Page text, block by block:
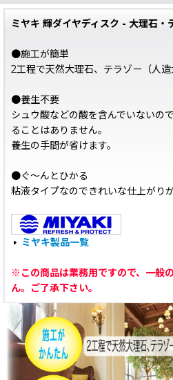
ミヤキ 輝ダイヤディスク - 大理石・
●施工が簡単
2工程で天然大理石、テラゾー（人造
●養生不要
シュウ酸などの酸を含んでいないの
ることはありません。
養生の手間が省けます。
●ぐ〜んとひかる
粘液タイプなのできれいな仕上がり
ミヤキ製品一覧
※この商品は業務用ですので、一般
ん。ご了承下さい。